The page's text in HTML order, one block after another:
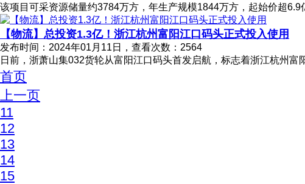
该项目可采资源储量约3784万方，年生产规模1844万方，起始价超6.9
【物流】总投资1.3亿！浙江杭州富阳江口码头正式投入使用
发布时间：2024年01月11日，查看次数：2564
日前，浙萧山集032货轮从富阳江口码头首发启航，标志着浙江杭州
首页
上一页
11
12
13
14
15